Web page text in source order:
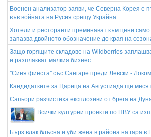
Военен анализатор заяви, че Северна Корея е
във войната на Русия срещу Украйна
Хотели и ресторанти преминават към цени
запазва двойното обозначение до края на
Защо горящите складове на Wildberries
и разплакват малкия бизнес
"Синя фиеста" със Сангаре преди Левски -
Кандидатките за Царица на Августиада ще
Сапьори разчистиха експлозиви от брега на
Всички културни проекти по ПВУ са
Бърз влак блъсна и уби жена в района на гара в